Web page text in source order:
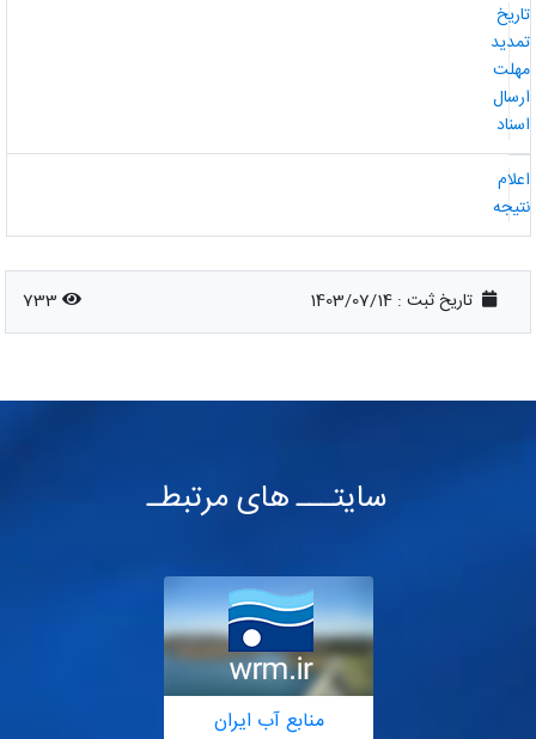
تاریخ ثبت : 1403/07/14
733
سایتـــ های مرتبطـ
منابع آب ایران